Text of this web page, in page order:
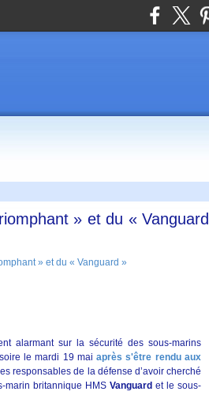
» et du « Vanguard
alarmant sur la sécurité des sous-marins
le mardi 19 maiaprès s'être rendu aux
responsables de la défense d’avoir cherché
marin britannique HMSVanguard et le sous-